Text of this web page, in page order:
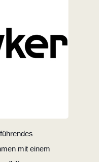
mit einem